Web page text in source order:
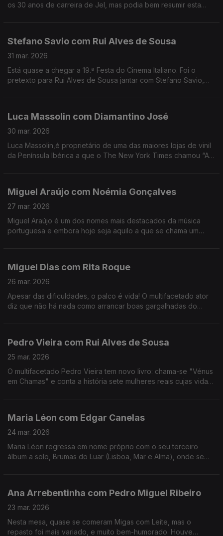
os 30 anos de carreira de Jel, mas podia bem resumir esta
Stefano Savio com Rui Alves de Sousa
31 mar. 2026
Está quase a chegar a 19.ª Festa do Cinema Italiano. Foi o
pretexto para Rui Alves de Sousa jantar com Stefano Savio,
Luca Massolin com Diamantino José
30 mar. 2026
Luca Massolin,é proprietário de uma das maiores lojas de vinil
da Península Ibérica a que o The New York Times chamou “A
Miguel Araújo com Noémia Gonçalves
27 mar. 2026
Miguel Araújo é um dos nomes mais destacados da música
portuguesa e embora hoje seja aquilo a que se chama um
Miguel Dias com Rita Roque
26 mar. 2026
Apesar das dificuldades, o palco é vida! O multifacetado ator
diz que não há nada como arrancar boas gargalhadas do
Pedro Vieira com Rui Alves de Sousa
25 mar. 2026
O multifacetado Pedro Vieira tem novo livro: chama-se "Vénus
em Chamas" e conta a história sete mulheres reais cujas vidas
Maria Léon com Edgar Canelas
24 mar. 2026
Maria Léon regressa em nome próprio com o seu terceiro
álbum a solo, Brumas do Luar (Lisboa, Mar e Alma), onde se
Ana Arrebentinha com Pedro Miguel Ribeiro
23 mar. 2026
Nesta mesa, quase se comeram Migas com Leite, mas o
repasto foi mais variado, e muito bem-humorado. Houve